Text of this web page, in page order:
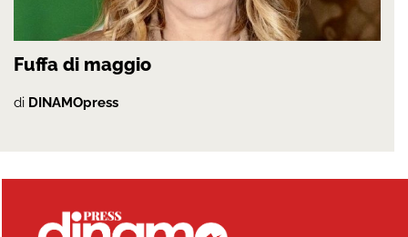
Fuffa di maggio
di DINAMOpress